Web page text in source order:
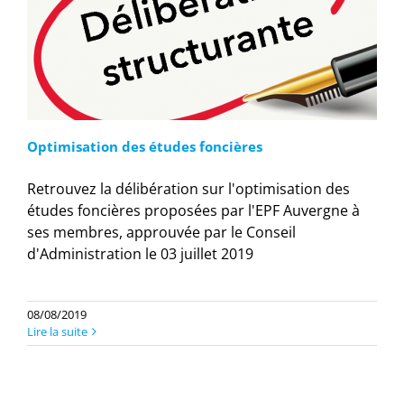
Optimisation des études foncières
Retrouvez la délibération sur l'optimisation des
études foncières proposées par l'EPF Auvergne à
ses membres, approuvée par le Conseil
d'Administration le 03 juillet 2019
08/08/2019
Lire la suite